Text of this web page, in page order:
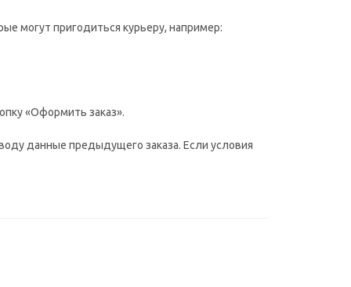
могут пригодиться курьеру, например:
«Оформить заказ».
данные предыдущего заказа. Если условия